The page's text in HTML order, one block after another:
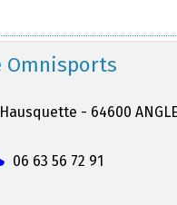
Omnisports
- 64600
06 63 56 72 91